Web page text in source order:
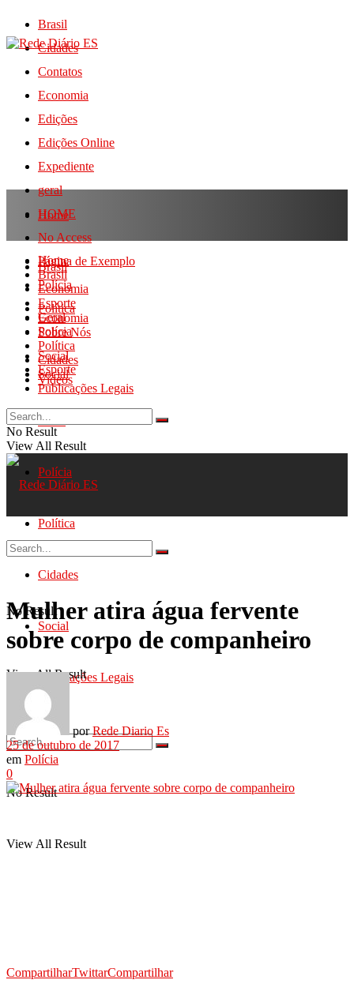
Brasil
Cidades
Contatos
Economia
Edições
Edições Online
Expediente
geral
HOME
No Access
Página de Exemplo
Polícia
Política
Sobre Nós
Social
Videos
Home
Brasil
Economia
Esporte
Geral
Polícia
Política
Cidades
Social
Publicações Legais
No Result
View All Result
Home
Brasil
Economia
Esporte
Geral
Polícia
Política
Cidades
Social
Publicações Legais
No Result
View All Result
No Result
View All Result
Mulher atira água fervente
sobre corpo de companheiro
por Rede Diario Es
25 de outubro de 2017
em Polícia
0
CompartilharTwittarCompartilhar